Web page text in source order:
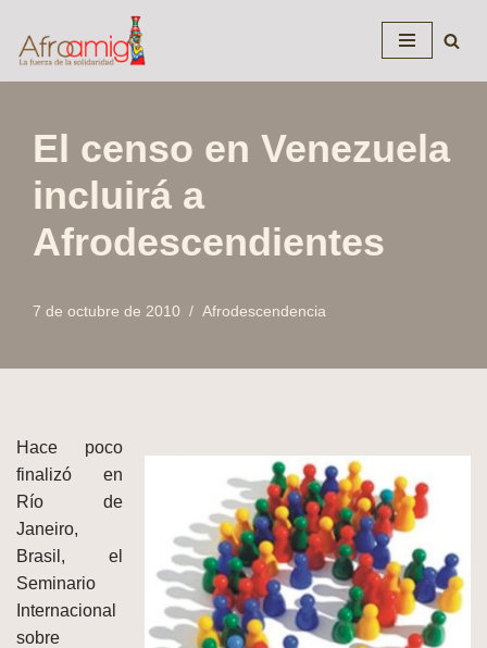
Saltar
al
El censo en Venezuela
incluirá a
Afrodescendientes
7 de octubre de 2010 Afrodescendencia
Hace poco
finalizó en
Río de
Janeiro,
Brasil, el
Seminario
Internacional
sobre